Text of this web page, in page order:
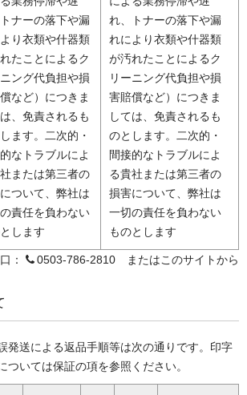
ナーの落下や漏
り衣類や什器類
たことによるク
ング代負担や損
など）につきま
、免責されるも
ます。二次的・
なトラブルによ
または第三者の
ついて、弊社は
責任を負わない
します
れ、トナーの落下や漏
れにより衣類や什器類
が汚れたことによるク
リーニング代負担や損
害賠償など）につきま
しては、免責されるも
のとします。二次的・
間接的なトラブルによ
る貴社または第三者の
損害について、弊社は
一切の責任を負わない
ものとします
： 0503-786-2810 またはこのサイトから
発送による返品手順等は次の通りです。印字
ついては保証の項を参照ください。